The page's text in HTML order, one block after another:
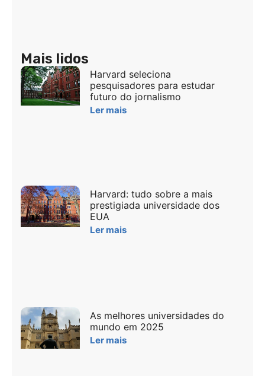
Mais lidos
Harvard seleciona
pesquisadores para estudar
futuro do jornalismo
Ler mais
Harvard: tudo sobre a mais
prestigiada universidade dos
EUA
Ler mais
As melhores universidades do
mundo em 2025
Ler mais